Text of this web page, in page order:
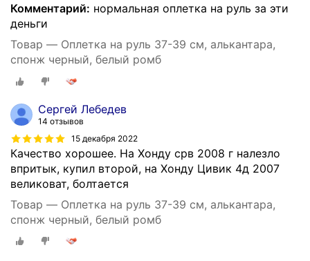
Комментарий: нормальная оплетка на руль за эти
деньги
Товар — Оплетка на руль 37-39 см, алькантара,
спонж черный, белый ромб
Сергей Лебедев
14 отзывов
15 декабря 2022
Качество хорошее. На Хонду срв 2008 г налезло
впритык, купил второй, на Хонду Цивик 4д 2007
великоват, болтается
Товар — Оплетка на руль 37-39 см, алькантара,
спонж черный, белый ромб